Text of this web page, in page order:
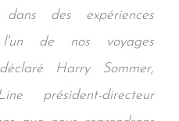
des expériences
de nos voyages
Harry Sommer,
président-directeur